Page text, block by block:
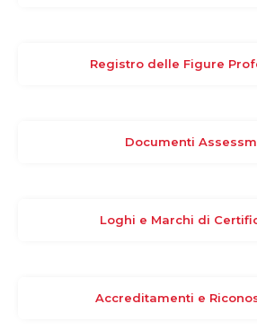
Registro delle Figure
Documenti
Loghi e Marchi di
Accreditamenti e